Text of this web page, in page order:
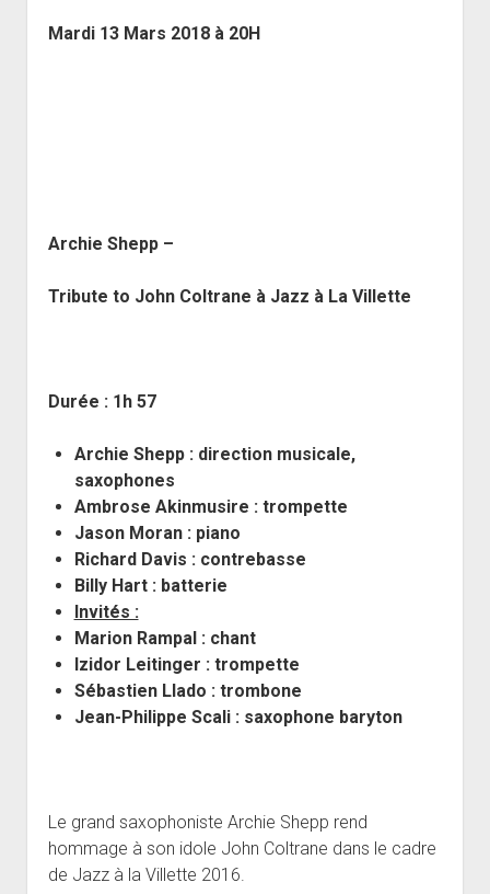
Rencontres départementales
Nos Equipements
Animer une soirée Jazz Club
Tarifs
Mardi 13 Mars 2018 à 20H
Archie Shepp –
Tribute to John Coltrane à Jazz à La Villette
Durée : 1h 57
Archie Shepp : direction musicale,
saxophones
Ambrose Akinmusire : trompette
Jason Moran : piano
Richard Davis : contrebasse
Billy Hart : batterie
Invités :
Marion Rampal : chant
Izidor Leitinger : trompette
Sébastien Llado : trombone
Jean-Philippe Scali : saxophone baryton
Le grand saxophoniste Archie Shepp rend
hommage à son idole John Coltrane dans le cadre
de Jazz à la Villette 2016.